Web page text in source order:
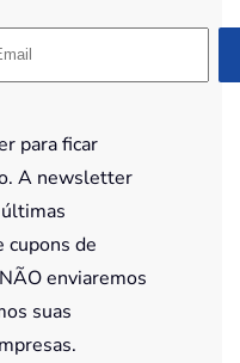
para ficar
A newsletter
cupons de
enviaremos
suas